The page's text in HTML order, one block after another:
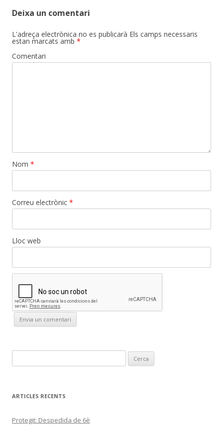
Deixa un comentari
L'adreça electrònica no es publicarà Els camps necessaris
estan marcats amb *
Comentari
Nom *
Correu electrònic *
Lloc web
e
c
:
ARTICLES RECENTS
Protegit: Despedida de 6è